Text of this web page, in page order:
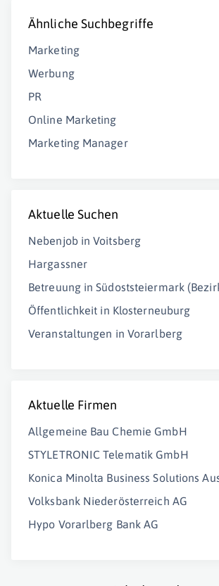
Ähnliche Suchbegriffe
Marketing
Werbung
PR
Online Marketing
Marketing Manager
Aktuelle Suchen
Nebenjob in Voitsberg
Hargassner
Betreuung in Südoststeiermark
Öffentlichkeit in Klosterneuburg
Veranstaltungen in Vorarlberg
Aktuelle Firmen
Allgemeine Bau Chemie GmbH
STYLETRONIC Telematik GmbH
Konica Minolta Business Solutions
Volksbank Niederösterreich AG
Hypo Vorarlberg Bank AG